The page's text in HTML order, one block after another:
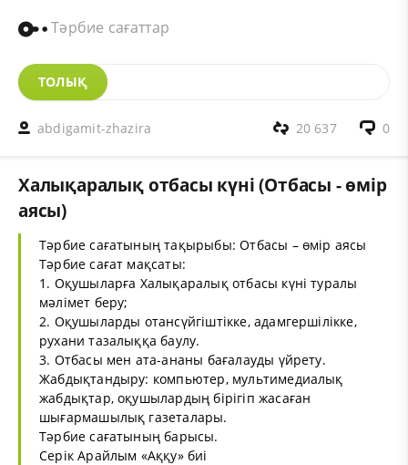
Тәрбие сағаттар
ТОЛЫҚ
abdigamit-zhazira 0
20 637
Халықаралық отбасы күні (Отбасы - өмір
аясы)
Тәрбие сағатының тақырыбы: Отбасы – өмір аясы
Тәрбие сағат мақсаты:
1. Оқушыларға Халықаралық отбасы күні туралы
мәлімет беру;
2. Оқушыларды отансүйгіштікке, адамгершілікке,
рухани тазалыққа баулу.
3. Отбасы мен ата-ананы бағалауды үйрету.
Жабдықтандыру: компьютер, мультимедиалық
жабдықтар, оқушылардың бірігіп жасаған
шығармашылық газеталары.
Тәрбие сағатының барысы.
Серік Арайлым «Аққу» биі